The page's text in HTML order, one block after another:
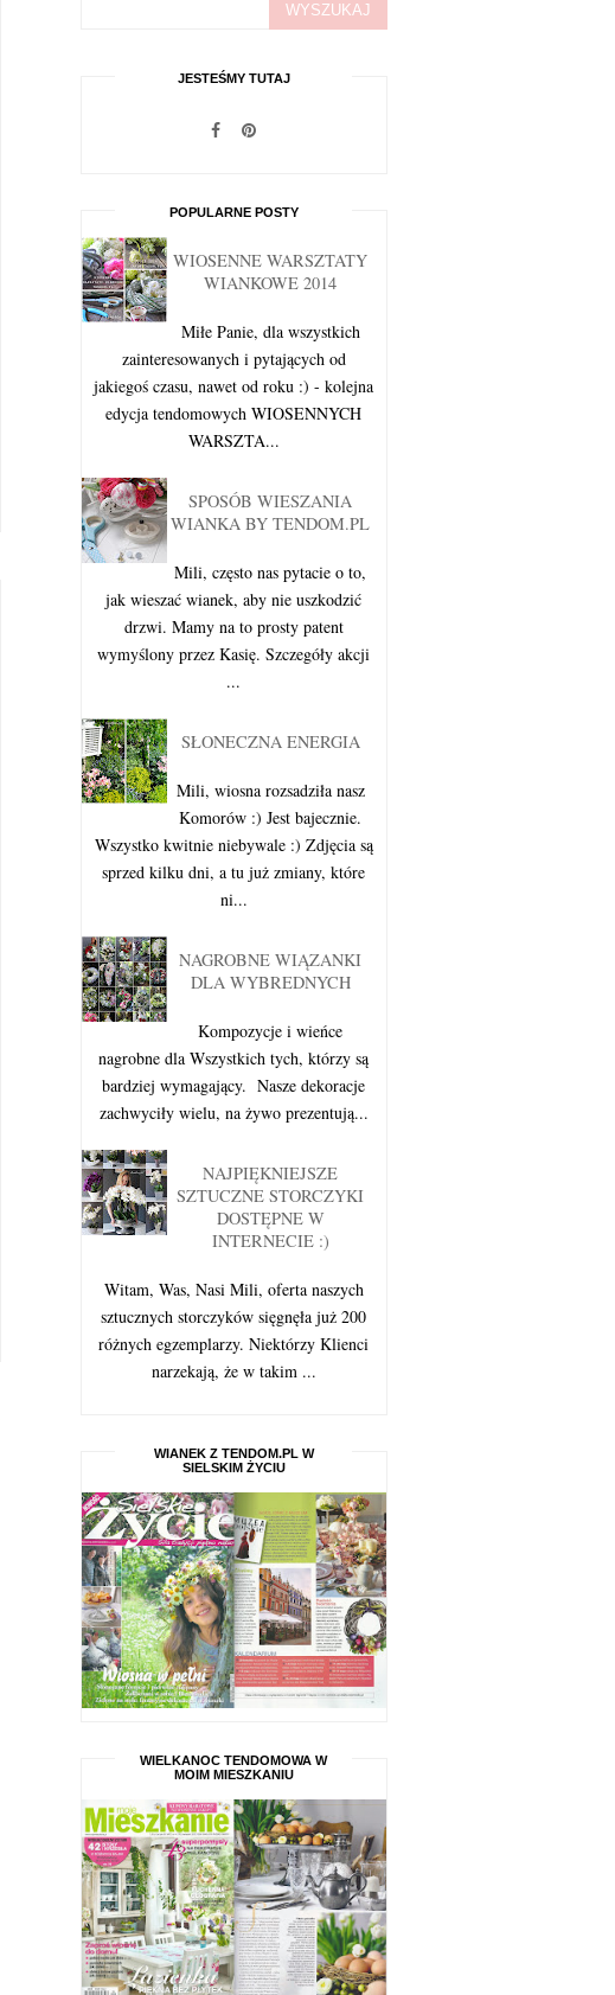
JESTEŚMY TUTAJ
POPULARNE POSTY
WIOSENNE WARSZTATY
WIANKOWE 2014
Miłe Panie, dla wszystkich
zainteresowanych i pytających od
jakiegoś czasu, nawet od roku :) - kolejna
edycja tendomowych WIOSENNYCH
WARSZTA...
SPOSÓB WIESZANIA
WIANKA BY TENDOM.PL
Mili, często nas pytacie o to,
jak wieszać wianek, aby nie uszkodzić
drzwi. Mamy na to prosty patent
wymyślony przez Kasię. Szczegóły akcji
...
SŁONECZNA ENERGIA
Mili, wiosna rozsadziła nasz
Komorów :) Jest bajecznie.
Wszystko kwitnie niebywale :) Zdjęcia są
sprzed kilku dni, a tu już zmiany, które
ni...
NAGROBNE WIĄZANKI
DLA WYBREDNYCH
Kompozycje i wieńce
nagrobne dla Wszystkich tych, którzy są
bardziej wymagający. Nasze dekoracje
zachwyciły wielu, na żywo prezentują...
NAJPIĘKNIEJSZE
SZTUCZNE STORCZYKI
DOSTĘPNE W
INTERNECIE :)
Witam, Was, Nasi Mili, oferta naszych
sztucznych storczyków sięgnęła już 200
różnych egzemplarzy. Niektórzy Klienci
narzekają, że w takim ...
WIANEK Z TENDOM.PL W
SIELSKIM ŻYCIU
WIELKANOC TENDOMOWA W
MOIM MIESZKANIU